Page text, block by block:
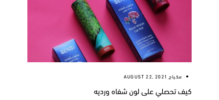
مكياج AUGUST 22, 2021
كيف تحصلي على لون شفاه ورديه